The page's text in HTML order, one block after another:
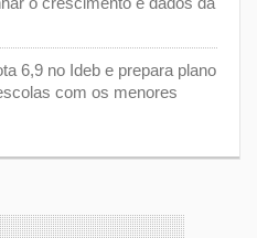
6,9 no Ideb e prepara plano
com os menores